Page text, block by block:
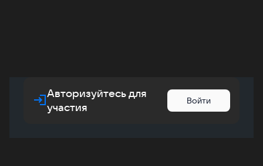
Авторизуйтесь для
участия
Войти